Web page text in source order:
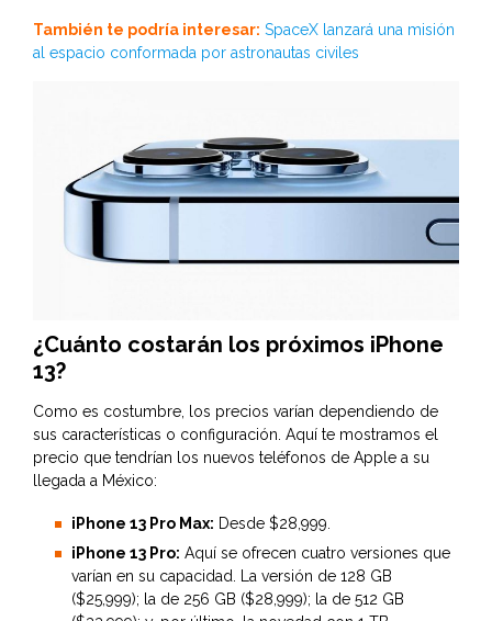
También te podría interesar: SpaceX lanzará una misión
al espacio conformada por astronautas civiles
¿Cuánto costarán los próximos iPhone
13?
Como es costumbre, los precios varían dependiendo de
sus características o configuración. Aquí te mostramos el
precio que tendrían los nuevos teléfonos de Apple a su
llegada a México:
iPhone 13 Pro Max: Desde $28,999.
iPhone 13 Pro: Aquí se ofrecen cuatro versiones que
varían en su capacidad. La versión de 128 GB
($25,999); la de 256 GB ($28,999); la de 512 GB